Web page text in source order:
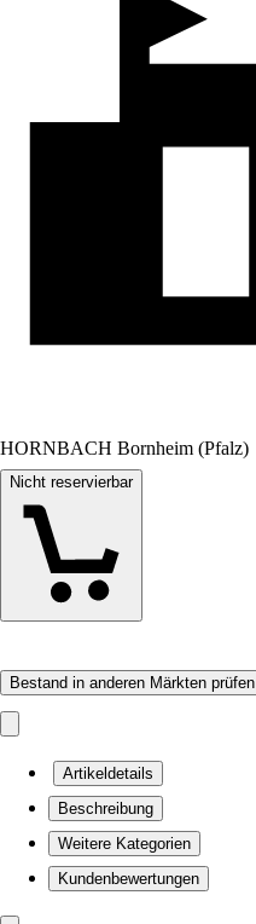
HORNBACH Bornheim (Pfalz)
Nicht reservierbar
Bestand in anderen Märkten prüfen
Artikeldetails
Beschreibung
Weitere Kategorien
Kundenbewertungen